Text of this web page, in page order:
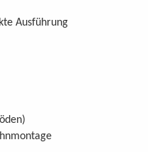
Ausführung